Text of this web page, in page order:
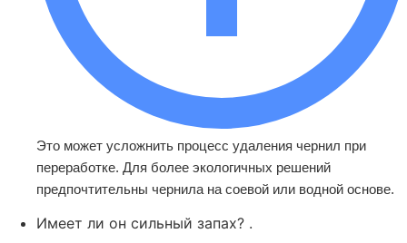
Это может усложнить процесс удаления чернил при
переработке. Для более экологичных решений
предпочтительны чернила на соевой или водной основе.
Имеет ли он сильный запах? .